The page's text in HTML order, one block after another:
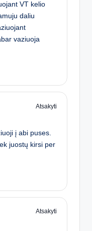
VT kelio
daliu
vaziuoja
Atsakyti
į abi puses.
juostų kirsi per
Atsakyti